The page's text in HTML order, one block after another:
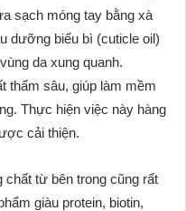
sạch móng tay bằng xà
dưỡng biểu bì (cuticle oil)
da xung quanh.
thấm sâu, giúp làm mềm
Thực hiện việc này hàng
cải thiện.
từ bên trong cũng rất
giàu protein, biotin,